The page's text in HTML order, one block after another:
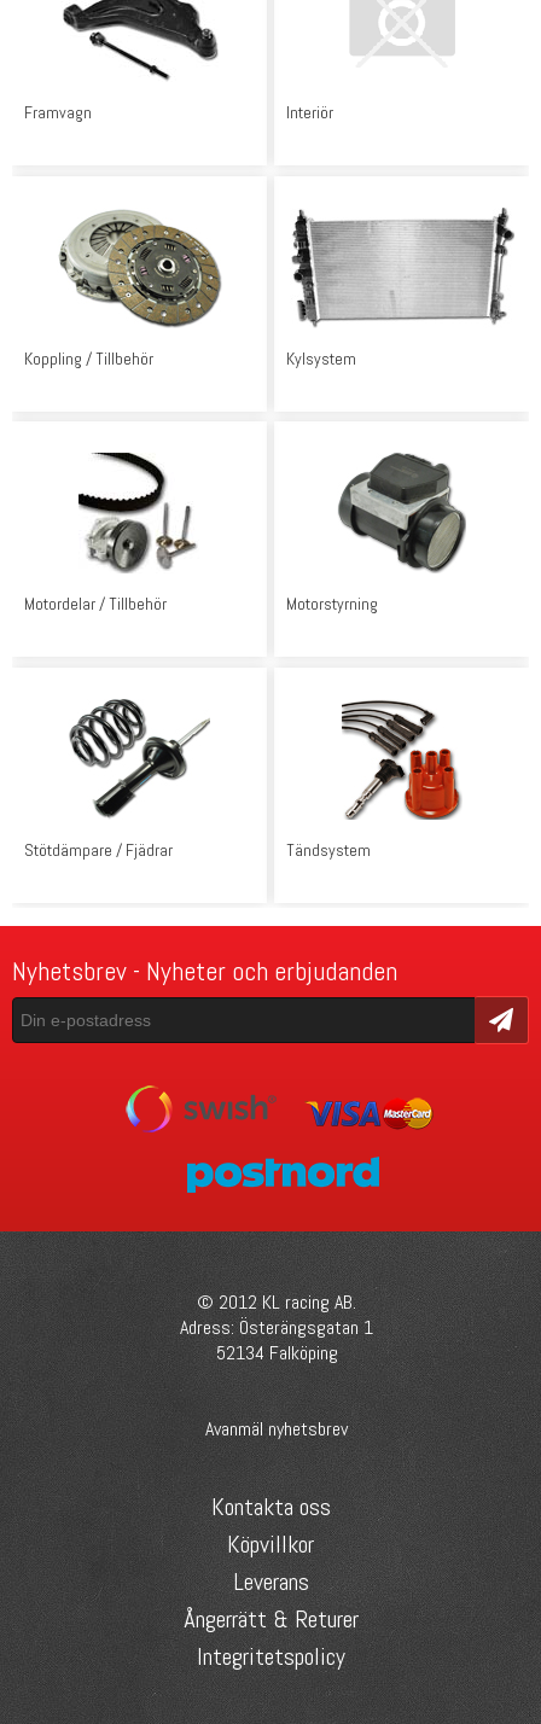
Framvagn Interiör
Koppling / Tillbehör Kylsystem
Motordelar / Tillbehör Motorstyrning
Stötdämpare / Fjädrar Tändsystem
Nyhetsbrev - Nyheter och erbjudanden
Skicka
© 2012 KL racing AB.
Adress: Österängsgatan 1
52134 Falköping
Avanmäl nyhetsbrev
Kontakta oss
Köpvillkor
Leverans
Ångerrätt & Returer
Integritetspolicy